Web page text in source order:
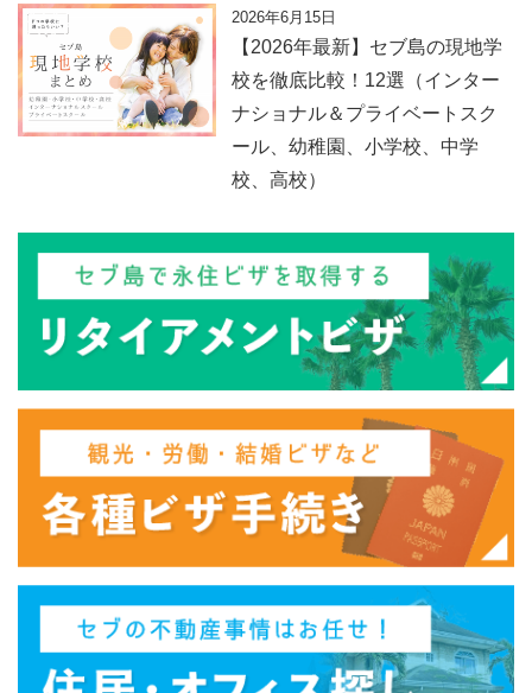
2026年6月15日
【2026年最新】セブ島の現地学
校を徹底比較！12選（インター
ナショナル＆プライベートスク
ール、幼稚園、小学校、中学
校、高校）